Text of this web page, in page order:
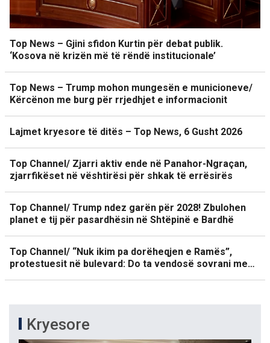
Top News – Gjini sfidon Kurtin për debat publik.
‘Kosova në krizën më të rëndë institucionale’
Top News – Trump mohon mungesën e municioneve/
Kërcënon me burg për rrjedhjet e informacionit
Lajmet kryesore të ditës – Top News, 6 Gusht 2026
Top Channel/ Zjarri aktiv ende në Panahor-Ngraçan,
zjarrfikëset në vështirësi për shkak të errësirës
Top Channel/ Trump ndez garën për 2028! Zbulohen
planet e tij për pasardhësin në Shtëpinë e Bardhë
Top Channel/ “Nuk ikim pa dorëheqjen e Ramës”,
protestuesit në bulevard: Do ta vendosë sovrani me…
Kryesore